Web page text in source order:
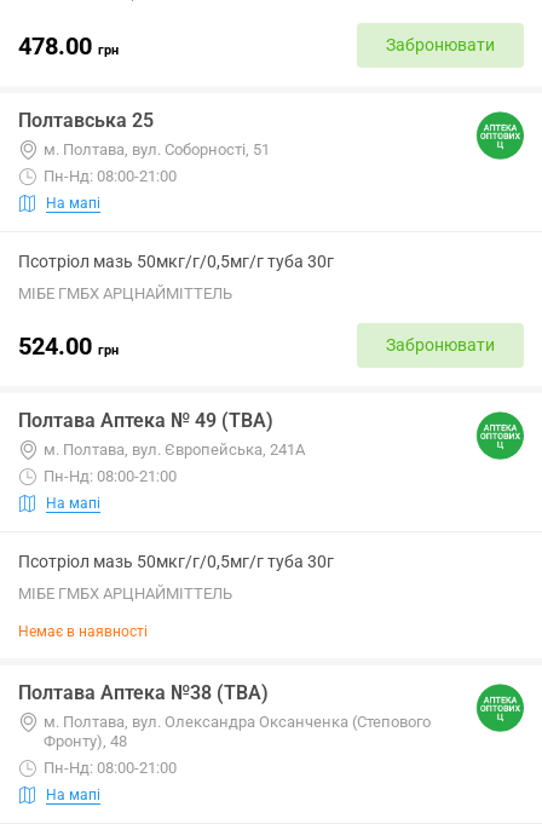
478.00 грн Забронювати
Полтавська 25
м. Полтава, вул. Соборності, 51
Пн-Нд: 08:00-21:00
На мапі
Псотріол мазь 50мкг/г/0,5мг/г туба 30г
МІБЕ ГМБХ АРЦНАЙМІТТЕЛЬ
524.00 грн Забронювати
Полтава Аптека № 49 (ТВА)
м. Полтава, вул. Європейська, 241А
Пн-Нд: 08:00-21:00
На мапі
Псотріол мазь 50мкг/г/0,5мг/г туба 30г
МІБЕ ГМБХ АРЦНАЙМІТТЕЛЬ
Немає в наявності
Полтава Аптека №38 (ТВА)
м. Полтава, вул. Олександра Оксанченка (Степового
Фронту), 48
Пн-Нд: 08:00-21:00
На мапі